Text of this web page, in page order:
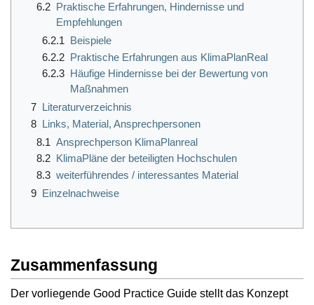
6.2 Praktische Erfahrungen, Hindernisse und
Empfehlungen
6.2.1 Beispiele
6.2.2 Praktische Erfahrungen aus KlimaPlanReal
6.2.3 Häufige Hindernisse bei der Bewertung von
Maßnahmen
7 Literaturverzeichnis
8 Links, Material, Ansprechpersonen
8.1 Ansprechperson KlimaPlanreal
8.2 KlimaPläne der beteiligten Hochschulen
8.3 weiterführendes / interessantes Material
9 Einzelnachweise
Zusammenfassung
Der vorliegende Good Practice Guide stellt das Konzept